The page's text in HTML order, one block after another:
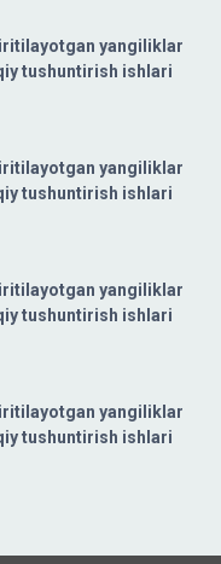
yangiliklar
tushuntirish ishlari
yangiliklar
tushuntirish ishlari
yangiliklar
tushuntirish ishlari
yangiliklar
tushuntirish ishlari